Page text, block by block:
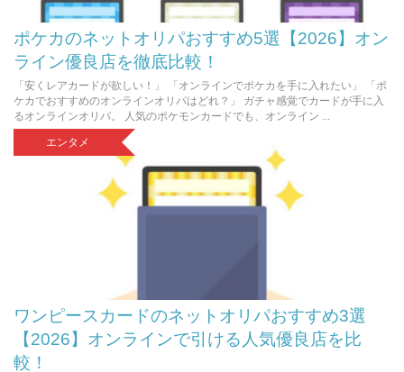
ポケカのネットオリパおすすめ5選【2026】オン
ライン優良店を徹底比較！
「安くレアカードが欲しい！」 「オンラインでポケカを手に入れたい」 「ポ
ケカでおすすめのオンラインオリパはどれ？」 ガチャ感覚でカードが手に入
るオンラインオリパ。 人気のポケモンカードでも、オンライン ...
エンタメ
ワンピースカードのネットオリパおすすめ3選
【2026】オンラインで引ける人気優良店を比
較！